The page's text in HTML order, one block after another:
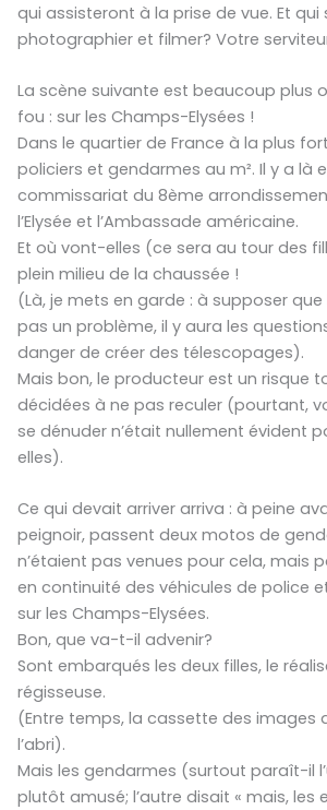
qui assisteront à la prise de vue. Et qui
photographier et filmer? Votre
La scène suivante est beaucoup plus
fou : sur les Champs-Elysées !
Dans le quartier de France à la plus
policiers et gendarmes au m². Il y a là
commissariat du 8ème
l’Elysée et l’Ambassade américaine.
Et où vont-elles (ce sera au tour des
plein milieu de la chaussée !
(Là, je mets en garde : à supposer
pas un problème, il y aura les
danger de créer des télescopages).
Mais bon, le producteur est un risque
décidées à ne pas reculer (pourtant,
se dénuder n’était nullement évident
elles).
Ce qui devait arriver arriva : à peine
peignoir, passent deux motos de
n’étaient pas venues pour cela, mais
en continuité des véhicules de police
sur les Champs-Elysées.
Bon, que va-t-il advenir?
Sont embarqués les deux filles, le
régisseuse.
(Entre temps, la cassette des images
l’abri).
Mais les gendarmes (surtout paraît-il
plutôt amusé; l’autre disait « mais, les